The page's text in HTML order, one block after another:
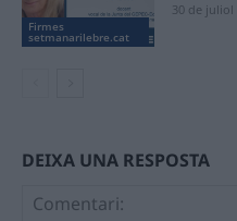
Firmes
setmanarilebre.cat
30 de juliol
DEIXA UNA RESPOSTA